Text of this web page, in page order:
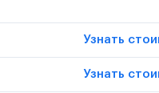
Узнать
Узнать